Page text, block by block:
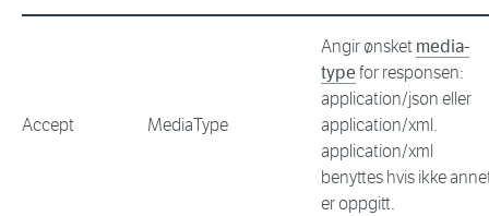
Accept MediaType
Angir ønsket media-
type for responsen:
application/json eller
application/xml.
application/xml
benyttes hvis ikke
er oppgitt.